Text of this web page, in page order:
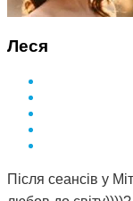
Леся
Після сеансів у